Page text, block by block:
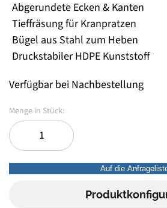
Abgerundete Ecken & Kanten
Tieffräsung für Kranpratzen
Bügel aus Stahl zum Heben
Druckstabiler HDPE Kunststoff
Verfügbar bei Nachbestellung
Auf die
Kranmatten aus